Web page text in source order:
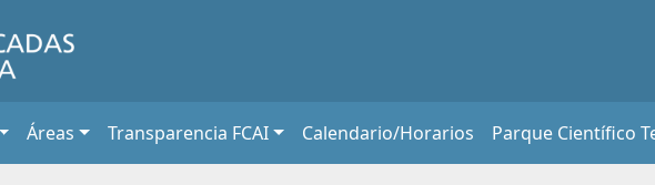
Áreas Transparencia FCAI Calendario/Horarios Parque Científico